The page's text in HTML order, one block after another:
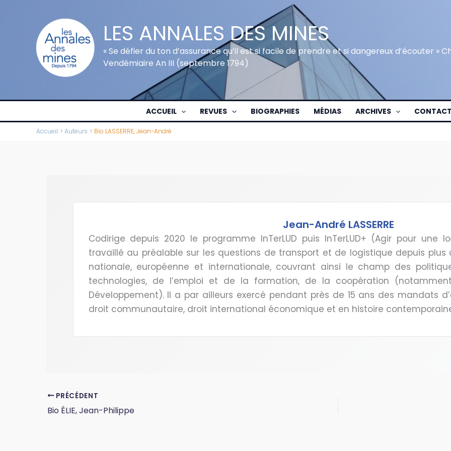
LES ANNALES DES MINES
« Se défier du ton d’assurance qu’il est si facile de prendre et si dangereux d’écouter »
Vendémiaire An III (septembre 1794)
ACCUEIL REVUES BIOGRAPHIES MÉDIAS ARCHIVES CONTACT
Accueil Auteurs Bio LASSERRE, Jean-André
Jean-André LASSERRE
Codirige depuis 2020 le programme InTerLUD puis InTerLUD+ (Agir pour une
travaillé au préalable sur les questions de transport et de logistique depuis plus
nationale, européenne et internationale, couvrant ainsi le champ des
technologies, de l’emploi et de la formation, de la coopération
Développement). Il a par ailleurs exercé pendant près de 15 ans des mandats
droit communautaire, droit international économique et en histoire
PRÉCÉDENT
Bio ÉLIE, Jean-Philippe